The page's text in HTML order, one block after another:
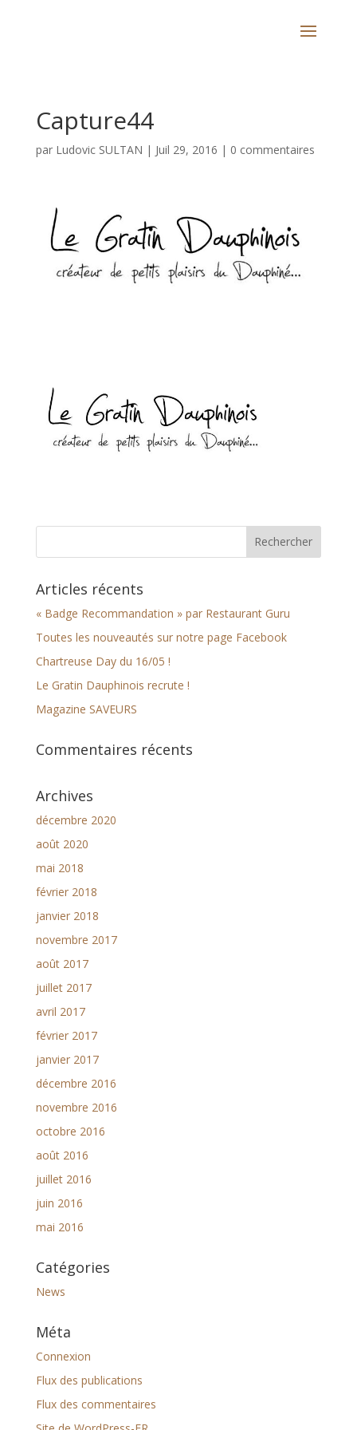
Capture44
par Ludovic SULTAN | Juil 29, 2016 | 0 commentaires
Articles récents
« Badge Recommandation » par Restaurant Guru
Toutes les nouveautés sur notre page Facebook
Chartreuse Day du 16/05 !
Le Gratin Dauphinois recrute !
Magazine SAVEURS
Commentaires récents
Archives
décembre 2020
août 2020
mai 2018
février 2018
janvier 2018
novembre 2017
août 2017
juillet 2017
avril 2017
février 2017
janvier 2017
décembre 2016
novembre 2016
octobre 2016
août 2016
juillet 2016
juin 2016
mai 2016
Catégories
News
Méta
Connexion
Flux des publications
Flux des commentaires